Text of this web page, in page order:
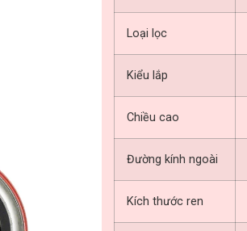
Loại lọc
Kiểu lắp
Chiều cao
Đường kính ngoài
Kích thước ren